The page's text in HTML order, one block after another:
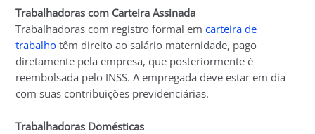
Trabalhadoras com Carteira Assinada
Trabalhadoras com registro formal emcarteira de
trabalho têm direito ao salário maternidade, pago
diretamente pela empresa, que posteriormente é
reembolsada pelo INSS. A empregada deve estar em dia
com suas contribuições previdenciárias.
Trabalhadoras Domésticas